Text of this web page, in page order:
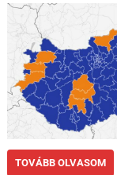
TOVÁBB OLVASOM